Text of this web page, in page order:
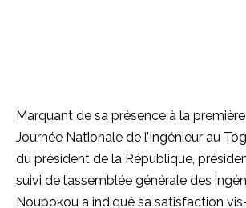
Marquant de sa présence à la
Journée Nationale de l’Ingénieur au
du président de la République,
suivi de l’assemblée générale des
Noupokou a indiqué sa satisfaction